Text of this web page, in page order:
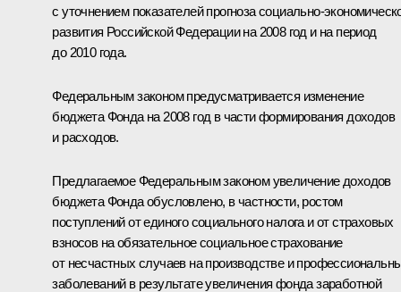
с уточнением показателей прогноза социально-
развития Российской Федерации на 2008 год и на период
до 2010 года.
Федеральным законом предусматривается изменение
бюджета Фонда на 2008 год в части формирования доходов
и расходов.
Предлагаемое Федеральным законом увеличение доходов
бюджета Фонда обусловлено, в частности, ростом
поступлений от единого социального налога и от страховых
взносов на обязательное социальное страхование
от несчастных случаев на производстве и
заболеваний в результате увеличения фонда заработной